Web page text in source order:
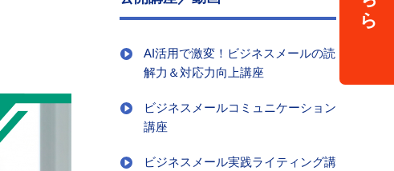
AI活用で激変！ビジネスメールの読
解力＆対応力向上講座
ビジネスメールコミュニケーション
講座
ビジネスメール実践ライティング講